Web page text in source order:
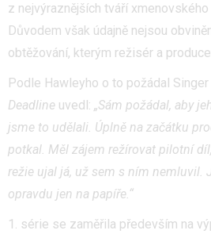
z nejvýraznějších tváří xmenovského
Důvodem však údajně nejsou
obtěžování, kterým režisér a
Podle Hawleyho o to požádal
Deadline uvedl: „Sám požádal, aby
jsme to udělali. Úplně na začátku
potkal. Měl zájem režírovat pilotní
režie ujal já, už sem s ním nemluvil.
opravdu jen na papíře.“
1. série se zaměřila především na